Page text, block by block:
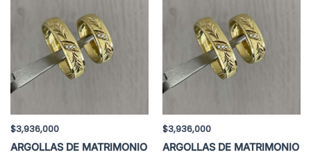
$3,936,000
ARGOLLAS DE MATRIMONIO
$3,936,000
ARGOLLAS DE MATRIMONIO